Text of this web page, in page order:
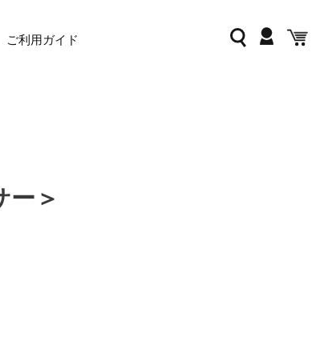
ご利用ガイド 検索 ログインカー
ー＞